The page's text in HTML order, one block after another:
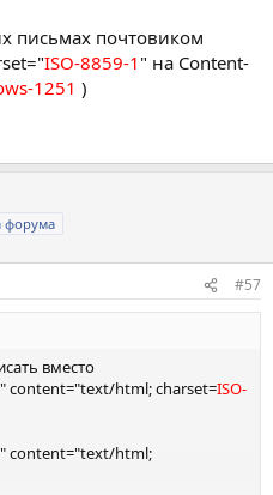
письмах почтовиком
ISO-8859-1 " на Content-
1251 )
форума
#57
вместо
content="text/html; charset=ISO-
content="text/html;